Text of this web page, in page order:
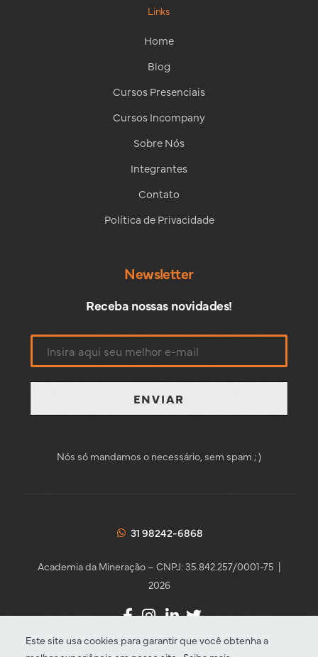
Este site usa cookies para garantir que você obtenha a
Links
Home
Blog
Cursos Presenciais
Cursos Incompany
Sobre Nós
Integrantes
Contato
Política de Privacidade
Newsletter
Receba nossas novidades!
ENVIAR
Nós só mandamos o necessário, sem spam ; )
31 98242-6868
Academia da Mineração – CNPJ: 35.842.257/0001-75 |
2026